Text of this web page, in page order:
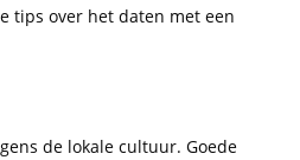
tips over het daten met een
de lokale cultuur. Goede